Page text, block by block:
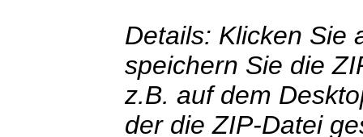
Details: Klicken Sie
speichern Sie die
z.B. auf dem
der die ZIP-Datei